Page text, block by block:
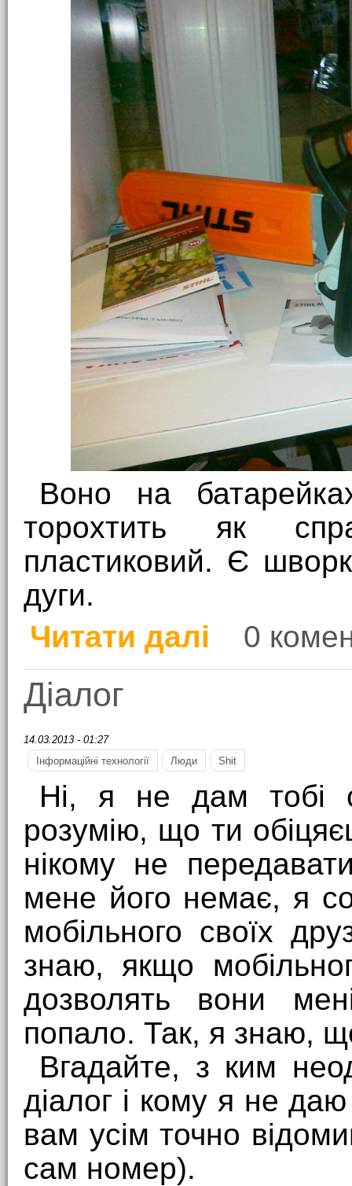
Воно на
торохтить як
пластиковий. Є
дуги.
Читати далі
про Look, mom, I'm a
0
Діалог
14.03.2013 - 01:27
Інформаційні технології
Люди Shit
Ні, я не дам тобі
розумію, що ти
нікому не
мене його немає, я
мобільного своїх
знаю, якщо
дозволять вони
попало. Так, я знаю,
Вгадайте, з ким
діалог і кому я не
вам усім точно
сам номер).